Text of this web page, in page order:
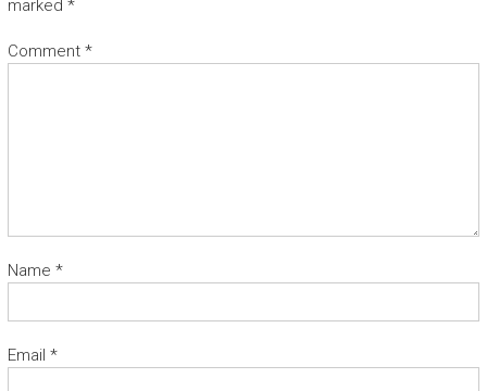
marked *
Comment *
Name *
Email *